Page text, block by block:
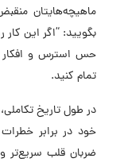
ماهیچه‌هایتان
بگویید: “اگر این
حس استرس و افکار
تمام کنید.
در طول تاریخ
خود در برابر
ضربان قلب